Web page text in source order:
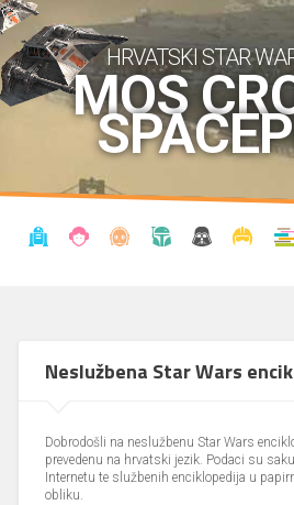
HRVATSKI STAR
MOS
Neslužbena Star Wars
Dobrodošli na neslužbenu Star Wars
prevedenu na hrvatski jezik. Podaci su
Internetu te službenih enciklopedija u
obliku.